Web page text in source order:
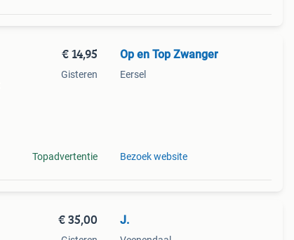
€ 14,95
Gisteren
Topadvertentie
Op en Top Zwanger
Eersel
Bezoek website
€ 35,00 J.